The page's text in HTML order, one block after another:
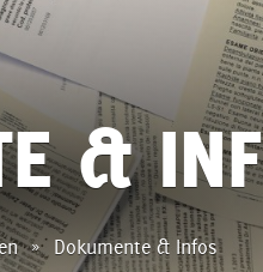
&
Dokumente & Infos